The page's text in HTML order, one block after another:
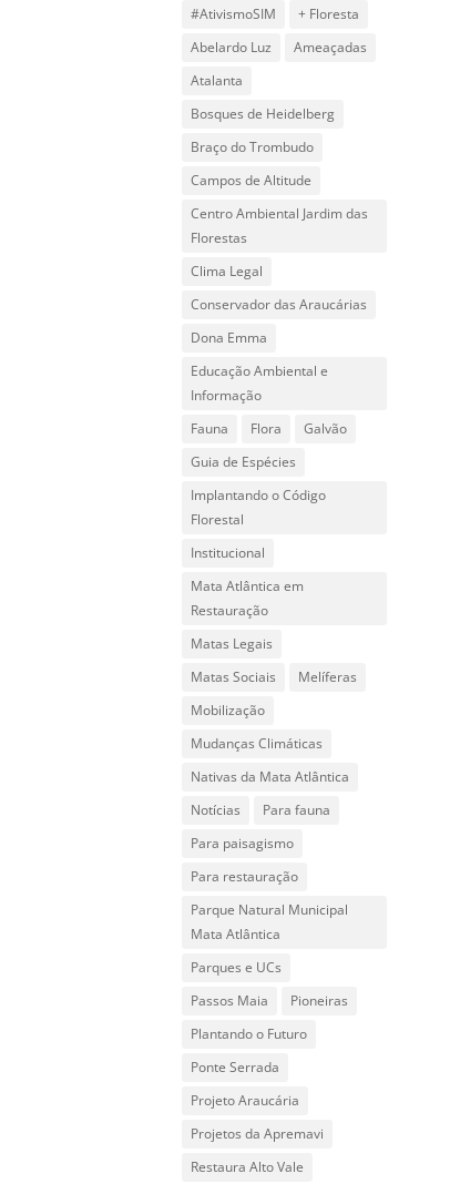
#AtivismoSIM
+ Floresta
Abelardo Luz
Ameaçadas
Atalanta
Bosques de Heidelberg
Braço do Trombudo
Campos de Altitude
Centro Ambiental Jardim das
Florestas
Clima Legal
Conservador das Araucárias
Dona Emma
Educação Ambiental e
Informação
Fauna
Flora
Galvão
Guia de Espécies
Implantando o Código
Florestal
Institucional
Mata Atlântica em
Restauração
Matas Legais
Matas Sociais
Melíferas
Mobilização
Mudanças Climáticas
Nativas da Mata Atlântica
Notícias
Para fauna
Para paisagismo
Para restauração
Parque Natural Municipal
Mata Atlântica
Parques e UCs
Passos Maia
Pioneiras
Plantando o Futuro
Ponte Serrada
Projeto Araucária
Projetos da Apremavi
Restaura Alto Vale